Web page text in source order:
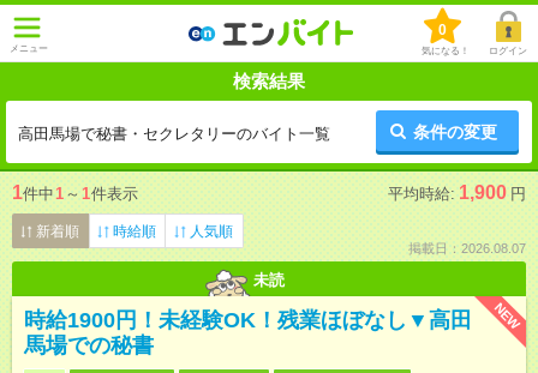
メニュー
0
気になる！ ログイン
検索結果
高田馬場で秘書・セクレタリーのバイト一覧 条件の変更
1件中1 ～ 1件表示 平均時給: 1,900 円
新着順 時給順 人気順
掲載日：2026.08.07
未読
NEW
時給1900円！未経験OK！残業ほぼなし▼高田
馬場での秘書